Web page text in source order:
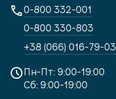
Пн-Пт: 9:00-19:00
Сб: 9:00-19:00
0-800 332-001
0-800 330-803
+38 (066) 016-79-03